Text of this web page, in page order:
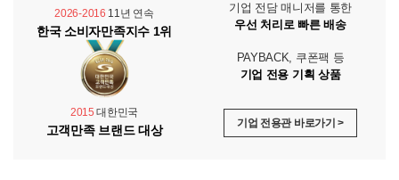
2026-2016 11년 연속
한국 소비자만족지수 1위
2015 대한민국
고객만족 브랜드 대상
기업 전담 매니저를 통한
우선 처리로 빠른 배송
PAYBACK, 쿠폰팩 등
기업 전용 기획 상품
기업 전용관 바로가기 >